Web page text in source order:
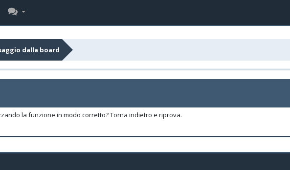
dalla board
la funzione in modo corretto? Torna indietro e riprova.